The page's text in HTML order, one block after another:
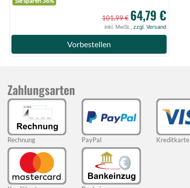
101,99 € 64,79 €
inkl. MwSt., zzgl. Versand
Vorbestellen
Zahlungsarten
Rechnung PayPal Kreditkarte